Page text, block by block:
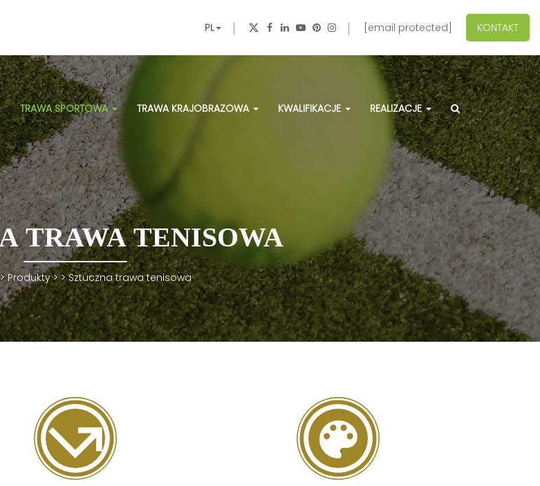
PL [email protected] KONTAKT
TRAWA SPORTOWA TRAWA KRAJOBRAZOWA KWALIFIKACJE REALIZACJE
TRAWA TENISOWA
Produkty> >Sztuczna trawa tenisowa